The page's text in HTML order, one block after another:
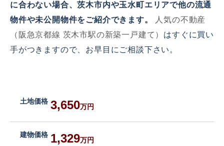
に合わない場合、茨木市内や玉水町エリアで他の流通
物件や未公開物件をご紹介できます。
人気の不動産
（阪急京都線 茨木市駅の新築一戸建て） はすぐに買い
手がつきますので、お早目にご相談下さい。
土地価格 3,650万円
建物価格 1,329万円